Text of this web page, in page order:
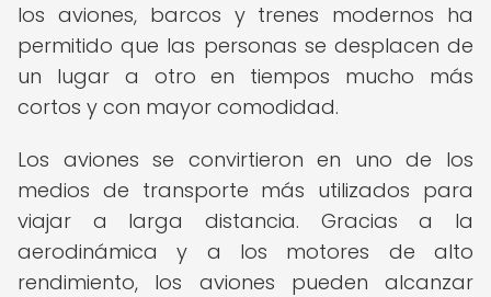
los aviones, barcos y trenes modernos ha
permitido que las personas se desplacen de
un lugar a otro en tiempos mucho más
cortos y con mayor comodidad.
Los aviones se convirtieron en uno de los
medios de transporte más utilizados para
viajar a larga distancia. Gracias a la
aerodinámica y a los motores de alto
rendimiento, los aviones pueden alcanzar